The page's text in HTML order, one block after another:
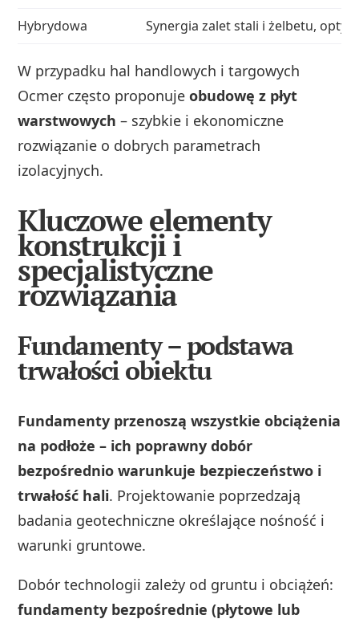
Hybrydowa
Synergia zalet stali i żelbetu,
W przypadku hal handlowych i targowych
Ocmer często proponujeobudowę z płyt
warstwowych – szybkie i ekonomiczne
rozwiązanie o dobrych parametrach
izolacyjnych.
Kluczowe elementy
konstrukcji i
specjalistyczne
rozwiązania
Fundamenty – podstawa
trwałości obiektu
Fundamenty przenoszą wszystkie obciążenia
na podłoże – ich poprawny dobór
bezpośrednio warunkuje bezpieczeństwo i
trwałość hali. Projektowanie poprzedzają
badania geotechniczne określające nośność i
warunki gruntowe.
Dobór technologii zależy od gruntu i obciążeń:
fundamenty bezpośrednie (płytowe lub